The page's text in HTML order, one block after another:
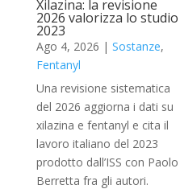
Xilazina: la revisione
2026 valorizza lo studio
2023
Ago 4, 2026 | Sostanze,
Fentanyl
Una revisione sistematica
del 2026 aggiorna i dati su
xilazina e fentanyl e cita il
lavoro italiano del 2023
prodotto dall’ISS con Paolo
Berretta fra gli autori.